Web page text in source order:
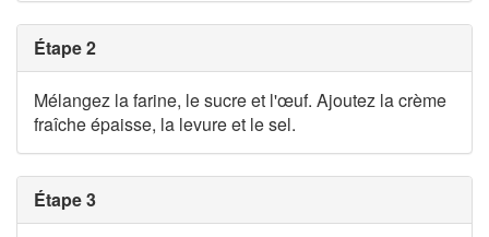
Étape 2
Mélangez la farine, le sucre et l'œuf. Ajoutez la crème
fraîche épaisse, la levure et le sel.
Étape 3